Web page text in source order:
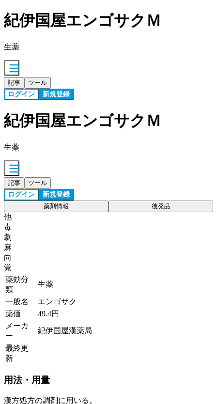
紀伊国屋エンゴサクＭ
生薬
記事 ツール
ログイン 新規登録
紀伊国屋エンゴサクＭ
生薬
記事 ツール
ログイン 新規登録
薬剤情報 後発品
他
毒
劇
麻
向
覚
薬効分
類
生薬
一般名
エンゴサク
薬価
49.4円
メーカ
ー
紀伊国屋漢薬局
最終更
新
用法・用量
漢方処方の調剤に用いる。